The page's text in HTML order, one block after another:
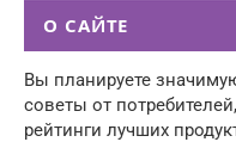
О САЙТЕ
Вы планируете
советы от
рейтинги лучших